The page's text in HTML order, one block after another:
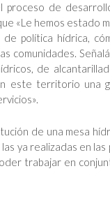
proceso de
«Le hemos
política hídrica,
comunidades.
de
este territorio una
de una mesa
ya realizadas en
trabajar en